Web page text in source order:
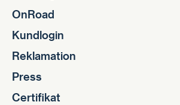
OnRoad
Kundlogin
Reklamation
Press
Certifikat